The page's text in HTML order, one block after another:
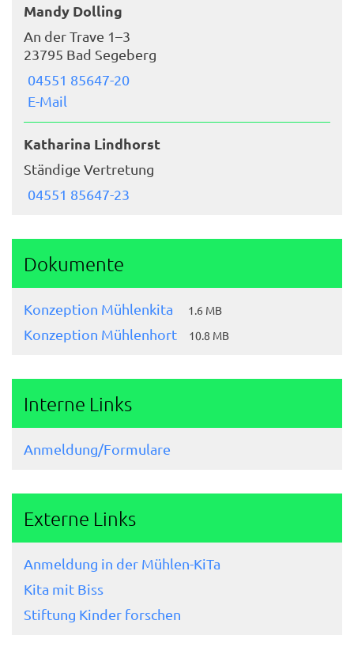
Mandy Dolling
An der Trave 1–3
23795 Bad Segeberg
04551 85647-20
E-Mail
Katharina Lindhorst
Ständige Vertretung
04551 85647-23
Dokumente
Konzeption Mühlenkita 1.6 MB
Konzeption Mühlenhort 10.8 MB
Interne Links
Anmeldung/Formulare
Externe Links
Anmeldung in der Mühlen-KiTa
Kita mit Biss
Stiftung Kinder forschen